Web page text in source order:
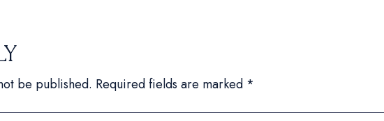
be published. Required fields are marked *